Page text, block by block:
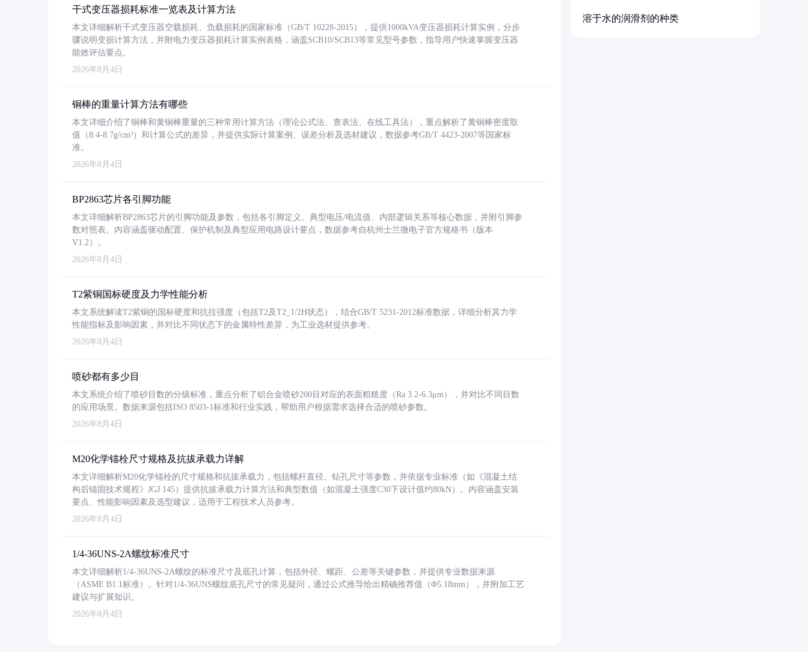
干式变压器损耗标准一览表及计算方法
本文详细解析干式变压器空载损耗、负载损耗的国家标准（GB/T 10228-2015），提供1000kVA变压器损耗计算实例，分步
骤说明变损计算方法，并附电力变压器损耗计算实例表格，涵盖SCB10/SCB13等常见型号参数，指导用户快速掌握变压器
能效评估要点。
2026年8月4日
铜棒的重量计算方法有哪些
本文详细介绍了铜棒和黄铜棒重量的三种常用计算方法（理论公式法、查表法、在线工具法），重点解析了黄铜棒密度取
值（8.4-8.7g/cm³）和计算公式的差异，并提供实际计算案例、误差分析及选材建议，数据参考GB/T 4423-2007等国家标
准。
2026年8月4日
BP2863芯片各引脚功能
本文详细解析BP2863芯片的引脚功能及参数，包括各引脚定义、典型电压/电流值、内部逻辑关系等核心数据，并附引脚参
数对照表。内容涵盖驱动配置、保护机制及典型应用电路设计要点，数据参考自杭州士兰微电子官方规格书（版本
V1.2）。
2026年8月4日
T2紫铜国标硬度及力学性能分析
本文系统解读T2紫铜的国标硬度和抗拉强度（包括T2及T2_1/2H状态），结合GB/T 5231-2012标准数据，详细分析其力学
性能指标及影响因素，并对比不同状态下的金属特性差异，为工业选材提供参考。
2026年8月4日
喷砂都有多少目
本文系统介绍了喷砂目数的分级标准，重点分析了铝合金喷砂200目对应的表面粗糙度（Ra 3.2-6.3μm），并对比不同目数
的应用场景。数据来源包括ISO 8503-1标准和行业实践，帮助用户根据需求选择合适的喷砂参数。
2026年8月4日
M20化学锚栓尺寸规格及抗拔承载力详解
本文详细解析M20化学锚栓的尺寸规格和抗拔承载力，包括螺杆直径、钻孔尺寸等参数，并依据专业标准（如《混凝土结
构后锚固技术规程》JGJ 145）提供抗拔承载力计算方法和典型数值（如混凝土强度C30下设计值约80kN）。内容涵盖安装
要点、性能影响因素及选型建议，适用于工程技术人员参考。
2026年8月4日
1/4-36UNS-2A螺纹标准尺寸
本文详细解析1/4-36UNS-2A螺纹的标准尺寸及底孔计算，包括外径、螺距、公差等关键参数，并提供专业数据来源
（ASME B1.1标准）。针对1/4-36UNS螺纹底孔尺寸的常见疑问，通过公式推导给出精确推荐值（Φ5.18mm），并附加工艺
建议与扩展知识。
2026年8月4日
溶于水的润滑剂的种类